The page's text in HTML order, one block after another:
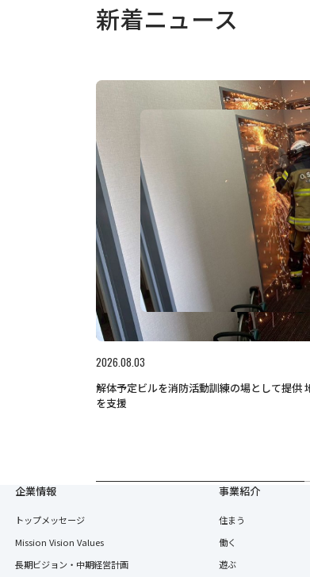
新着ニュース
2026.08.03
解体予定ビルを消防活動訓練の場として提供
を支援
企業情報
トップメッセージ
Mission Vision Values
長期ビジョン・中期経営計画
事業紹介
住まう
働く
遊ぶ